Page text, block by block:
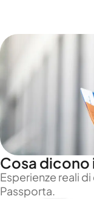
Cosa dicono
Esperienze reali
Passporta.